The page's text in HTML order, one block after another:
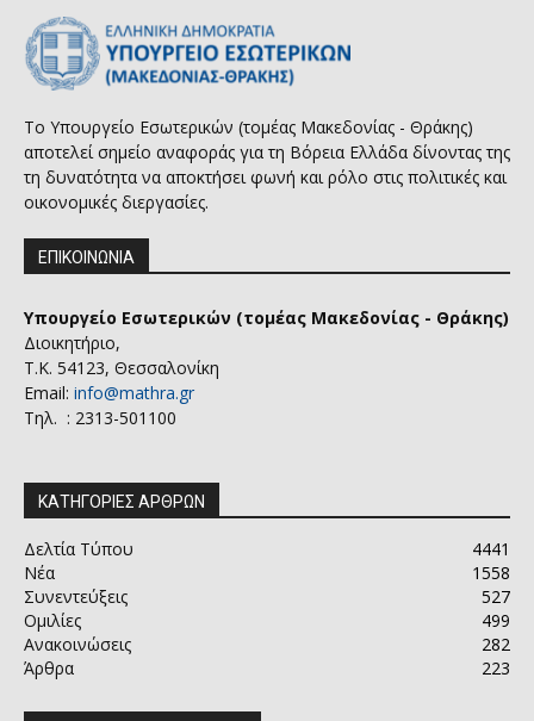
Το Υπουργείο Εσωτερικών (τομέας Μακεδονίας - Θράκης)
αποτελεί σημείο αναφοράς για τη Βόρεια Ελλάδα δίνοντας της
τη δυνατότητα να αποκτήσει φωνή και ρόλο στις πολιτικές και
οικονομικές διεργασίες.
ΕΠΙΚΟΙΝΩΝΙΑ
Υπουργείο Εσωτερικών (τομέας Μακεδονίας - Θράκης)
Διοικητήριο,
Τ.Κ. 54123, Θεσσαλονίκη
Email: info@mathra.gr
Τηλ. : 2313-501100
ΚΑΤΗΓΟΡΙΕΣ ΑΡΘΡΩΝ
Δελτία Τύπου
4441
Νέα
1558
Συνεντεύξεις
527
Ομιλίες
499
Ανακοινώσεις
282
Άρθρα
223